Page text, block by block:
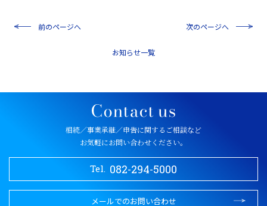
前のページへ
一覧
次のページへ
相続／事業承継／申告に関するご相談など
お気軽にお問い合わせください。
Tel. 082-294-5000
メールでのお問い合わせ